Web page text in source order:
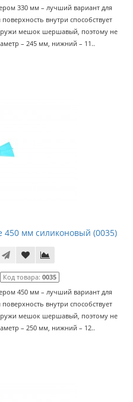
330 мм – лучший вариант для
внутри способствует
мешок шершавый, поэтому не
– 245 мм, нижний – 11..
мм силиконовый (0035)
Код товара: 0035
450 мм – лучший вариант для
внутри способствует
мешок шершавый, поэтому не
– 250 мм, нижний – 12..